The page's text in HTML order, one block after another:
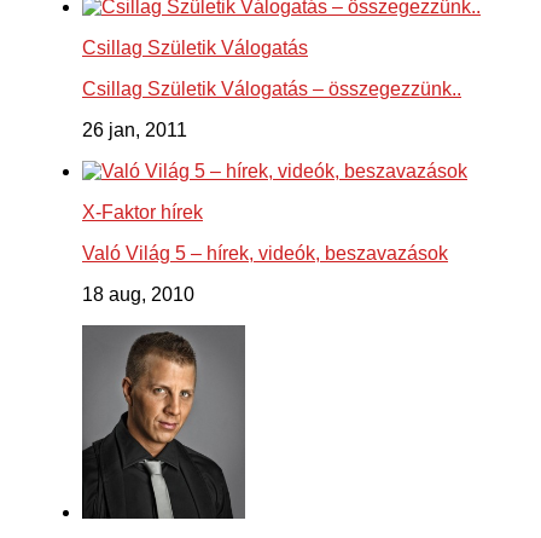
Csillag Születik Válogatás
Csillag Születik Válogatás – összegezzünk..
26 jan, 2011
X-Faktor hírek
Való Világ 5 – hírek, videók, beszavazások
18 aug, 2010